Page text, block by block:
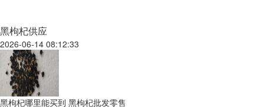
黑枸杞供应
2026-06-14 08:12:33
黑枸杞哪里能买到 黑枸杞批发零售